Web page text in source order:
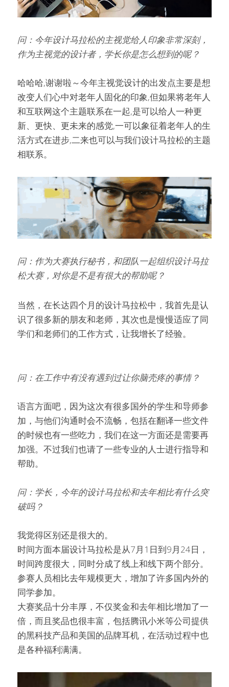
问：今年设计马拉松的主视觉给人印象非常深刻，
作为主视觉的设计者，学长你是怎么想到的呢？
哈哈哈,谢谢啦～今年主视觉设计的出发点主要是想
改变人们心中对老年人固化的印象,但如果将老年人
和互联网这个主题联系在一起,是可以给人一种更
新、更快、更未来的感觉,一可以象征着老年人的生
活方式在进步,二来也可以与我们设计马拉松的主题
相联系。
问：作为大赛执行秘书，和团队一起组织设计马拉
松大赛，对你是不是有很大的帮助呢？
当然，在长达四个月的设计马拉松中，我首先是认
识了很多新的朋友和老师，其次也是慢慢适应了同
学们和老师们的工作方式，让我增长了经验。
问：在工作中有没有遇到过让你脑壳疼的事情？
语言方面吧，因为这次有很多国外的学生和导师参
加，与他们沟通时会不流畅，包括在翻译一些文件
的时候也有一些吃力，我们在这一方面还是需要再
加强。不过我们也请了一些专业的人士进行指导和
帮助。
问：学长，今年的设计马拉松和去年相比有什么突
破吗？
我觉得区别还是很大的。
时间方面本届设计马拉松是从7月1日到9月24日，
时间跨度很大，同时分成了线上和线下两个部分。
参赛人员相比去年规模更大，增加了许多国内外的
同学参加。
大赛奖品十分丰厚，不仅奖金和去年相比增加了一
倍，而且奖品也很丰富，包括腾讯小米等公司提供
的黑科技产品和美国的品牌耳机，在活动过程中也
是各种福利满满。